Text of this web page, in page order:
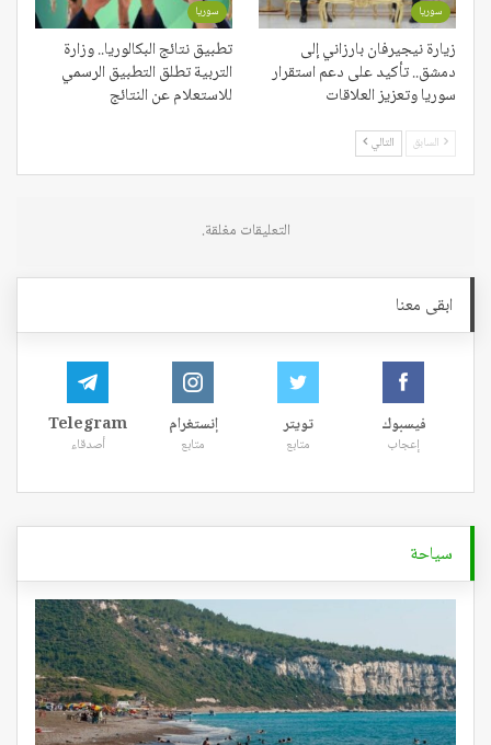
سوريا
زيارة نيجيرفان بارزاني إلى
دمشق.. تأكيد على دعم استقرار
سوريا وتعزيز العلاقات
سوريا
تطبيق نتائج البكالوريا.. وزارة
التربية تطلق التطبيق الرسمي
للاستعلام عن النتائج
السابق التالي
التعليقات مغلقة.
ابقى معنا
فيسبوك
إعجاب
تويتر
متابع
إنستغرام
متابع
Telegram
أصدقاء
سياحة